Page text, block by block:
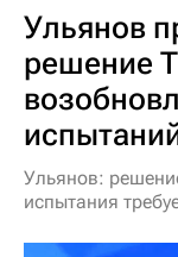
Ульянов
решение
Ульянов:
испытания